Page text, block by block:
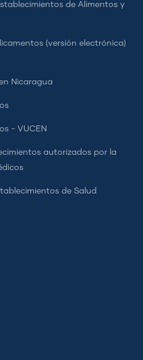
de Alimentos y
(versión electrónica)
Nicaragua
- VUCEN
autorizados por la
de Salud